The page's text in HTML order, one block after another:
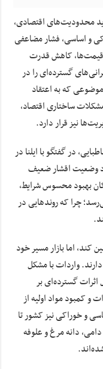
محدودیت‌های اقتصادی،
و اساسی، فشار مضاعفی
قیمت‌ها، کاهش قدرت
گسترده‌ای را در
که به اعتقاد
ساختاری اقتصاد،
نیز قرار دارد.
در گفتگو با ایلنا در
وضعیت اقشار ضعیف
بهبود محسوس شرایط،
چرا که روندهایی در
کند، اما بازار مسیر خود
واردات با مشکل
اثرات گسترده‌ای بر
کمبود مواد اولیه از
و خوراکی نیز کشور تا
دانه مرغ و علوفه